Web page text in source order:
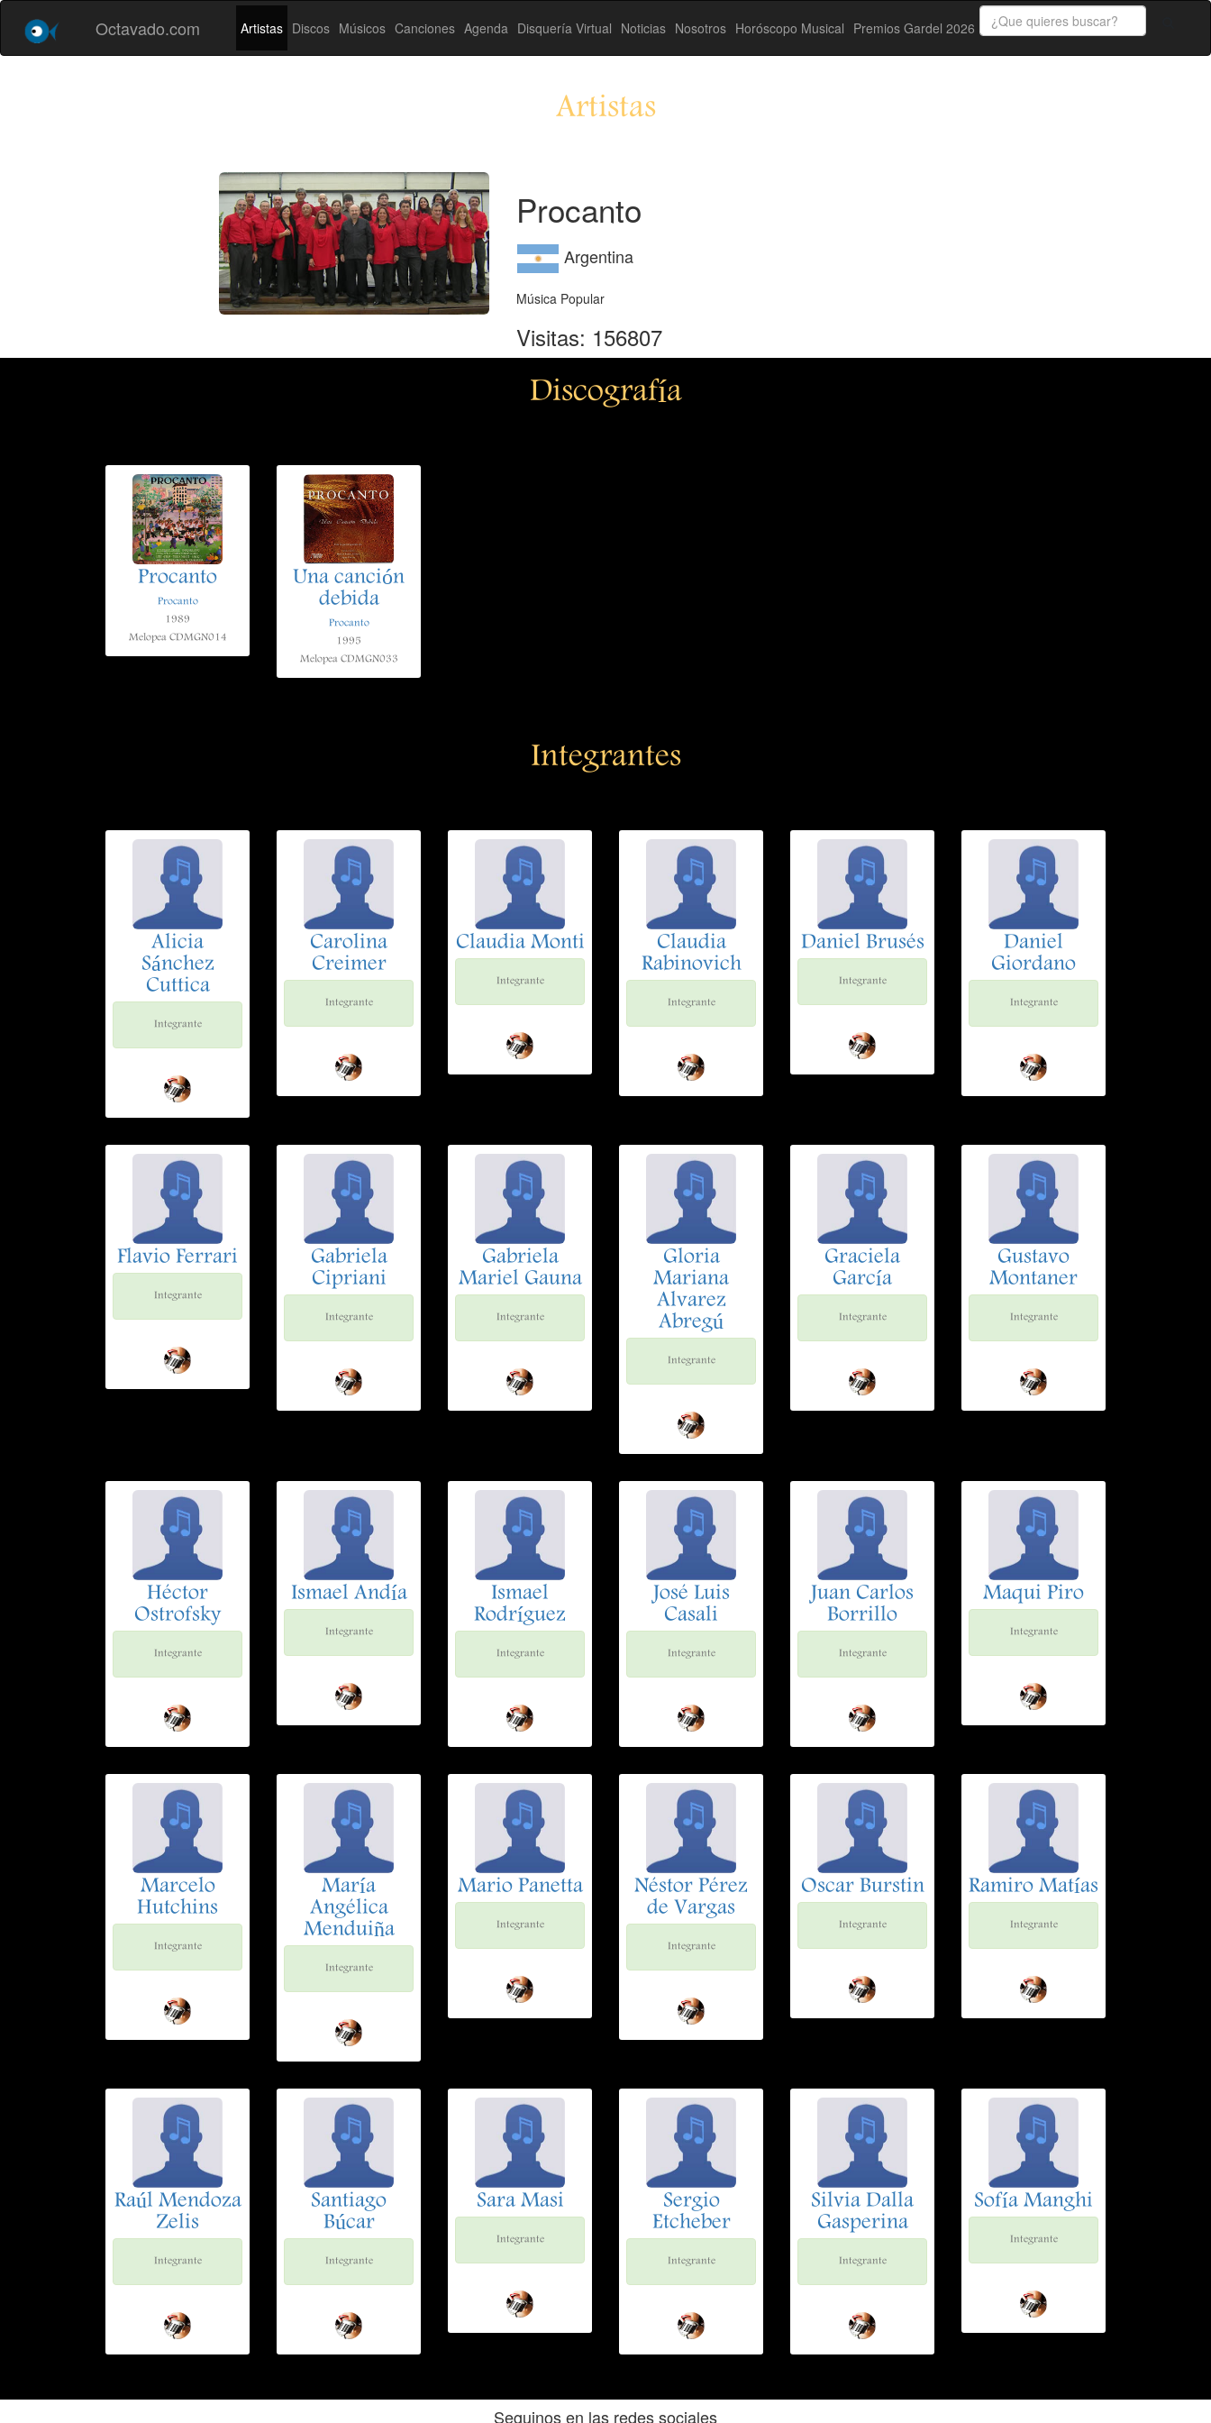
Octavado.com Artistas Discos Músicos Canciones Agenda Disquería Virtual Noticias Nosotros Horóscopo Musical Premios Gardel 2026
Artistas
Procanto
Argentina
Música Popular
Visitas: 156807
Discografía
Procanto
Procanto
1989
Melopea CDMGN014
Una canción
debida
Procanto
1995
Melopea CDMGN033
Integrantes
Alicia
Sánchez
Cuttica
Integrante
Carolina
Creimer
Integrante
Claudia Monti
Integrante
Claudia
Rabinovich
Integrante
Daniel Brusés
Integrante
Daniel
Giordano
Integrante
Flavio Ferrari
Integrante
Gabriela
Cipriani
Integrante
Gabriela
Mariel Gauna
Integrante
Gloria
Mariana
Alvarez
Abregú
Integrante
Graciela
García
Integrante
Gustavo
Montaner
Integrante
Héctor
Ostrofsky
Integrante
Ismael Andía
Integrante
Ismael
Rodríguez
Integrante
José Luis
Casali
Integrante
Juan Carlos
Borrillo
Integrante
Maqui Piro
Integrante
Marcelo
Hutchins
Integrante
María
Angélica
Menduiña
Integrante
Mario Panetta
Integrante
Néstor Pérez
de Vargas
Integrante
Oscar Burstin
Integrante
Ramiro Matías
Integrante
Raúl Mendoza
Zelis
Integrante
Santiago
Búcar
Integrante
Sara Masi
Integrante
Sergio
Etcheber
Integrante
Silvia Dalla
Gasperina
Integrante
Sofía Manghi
Integrante
Seguinos en las redes sociales